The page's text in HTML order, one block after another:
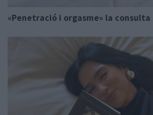
«Penetració i orgasme» la